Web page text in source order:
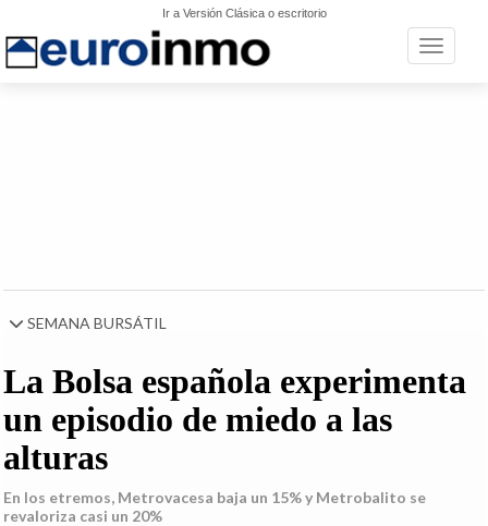
Ir a Versión Clásica o escritorio
Toggle
SEMANA BURSÁTIL
La Bolsa española experimenta
un episodio de miedo a las
alturas
En los etremos, Metrovacesa baja un 15% y Metrobalito se
revaloriza casi un 20%